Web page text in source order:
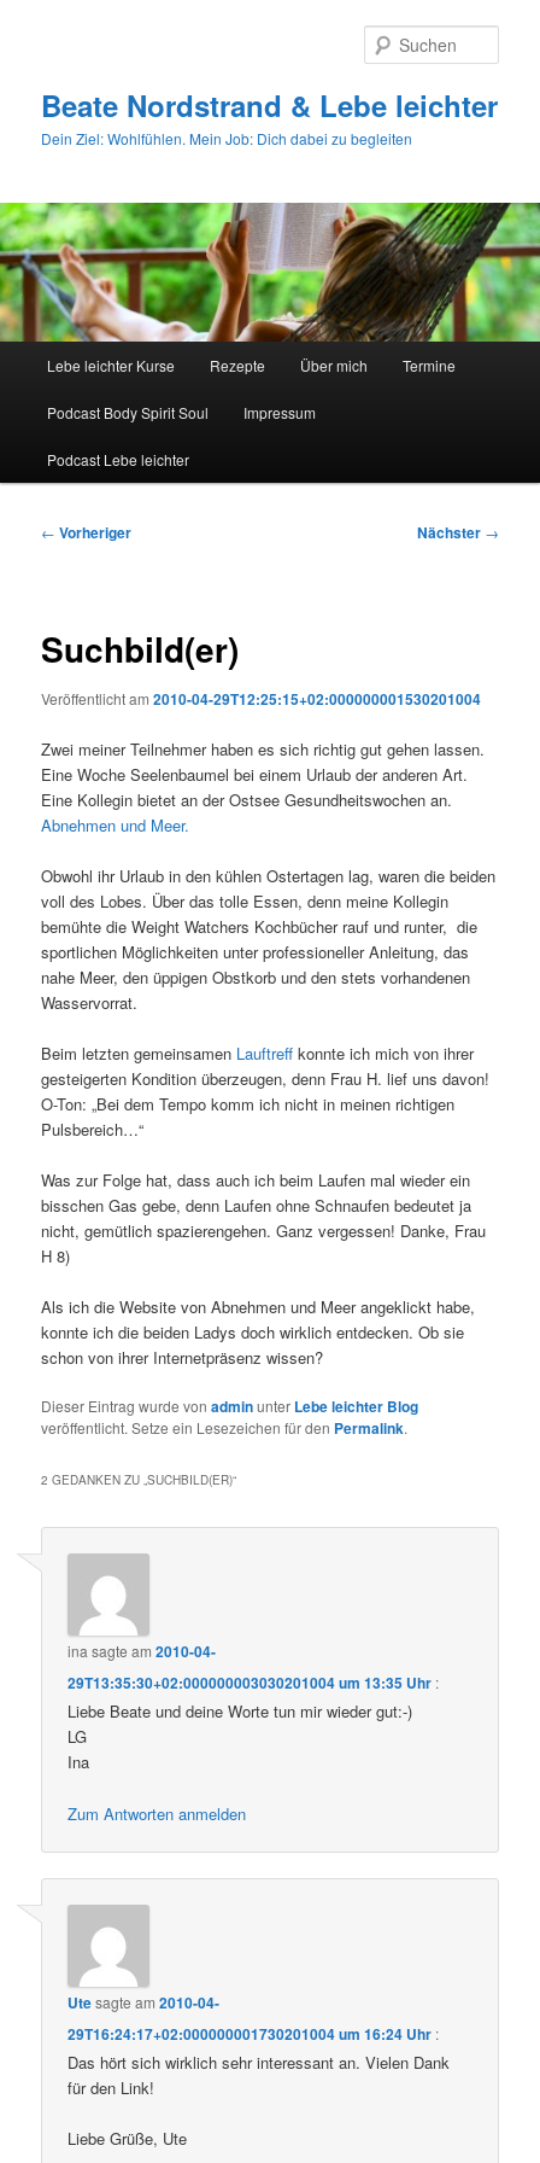
Beate Nordstrand & Lebe leichter
Dein Ziel: Wohlfühlen. Mein Job: Dich dabei zu begleiten
Lebe leichter Kurse Rezepte Über mich Termine
Podcast Body Spirit Soul Impressum
Podcast Lebe leichter
Beitragsnavigation
← Vorheriger Nächster →
Suchbild(er)
Veröffentlicht am2010-04-29T12:25:15+02:000000001530201004
Zwei meiner Teilnehmer haben es sich richtig gut gehen lassen.
Eine Woche Seelenbaumel bei einem Urlaub der anderen Art.
Eine Kollegin bietet an der Ostsee Gesundheitswochen an.
Abnehmen und Meer.
Obwohl ihr Urlaub in den kühlen Ostertagen lag, waren die beiden
voll des Lobes. Über das tolle Essen, denn meine Kollegin
bemühte die Weight Watchers Kochbücher rauf und runter, die
sportlichen Möglichkeiten unter professioneller Anleitung, das
nahe Meer, den üppigen Obstkorb und den stets vorhandenen
Wasservorrat.
Beim letzten gemeinsamen Lauftreff konnte ich mich von ihrer
gesteigerten Kondition überzeugen, denn Frau H. lief uns davon!
O-Ton: „Bei dem Tempo komm ich nicht in meinen richtigen
Pulsbereich…“
Was zur Folge hat, dass auch ich beim Laufen mal wieder ein
bisschen Gas gebe, denn Laufen ohne Schnaufen bedeutet ja
nicht, gemütlich spazierengehen. Ganz vergessen! Danke, Frau
H 8)
Als ich die Website von Abnehmen und Meer angeklickt habe,
konnte ich die beiden Ladys doch wirklich entdecken. Ob sie
schon von ihrer Internetpräsenz wissen?
Dieser Eintrag wurde vonadminunter Lebe leichter Blog
veröffentlicht. Setze ein Lesezeichen für den Permalink.
2 GEDANKEN ZU „SUCHBILD(ER)“
inasagte am2010-04-
29T13:35:30+02:000000003030201004 um 13:35 Uhr :
Liebe Beate und deine Worte tun mir wieder gut:-)
LG
Ina
Zum Antworten anmelden
Utesagte am2010-04-
29T16:24:17+02:000000001730201004 um 16:24 Uhr :
Das hört sich wirklich sehr interessant an. Vielen Dank
für den Link!
Liebe Grüße, Ute